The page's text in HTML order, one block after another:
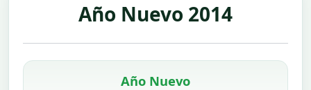
Año Nuevo 2014
Año Nuevo